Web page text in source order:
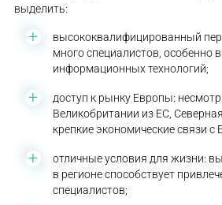
выделить:
высококвалифицированный
много специалистов, особенно
информационных технологий;
доступ к рынку Европы:
Великобритании из ЕС,
крепкие экономические связи
отличные условия для жизни:
в регионе способствует
специалистов;